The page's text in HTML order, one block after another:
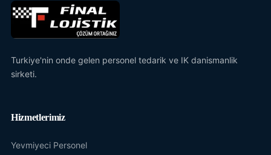
Turkiye'nin onde gelen personel tedarik ve IK danismanlik
sirketi.
Hizmetlerimiz
Yevmiyeci Personel